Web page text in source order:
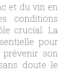
et du vin en
conditions
crucial. La
pour
son
doute le